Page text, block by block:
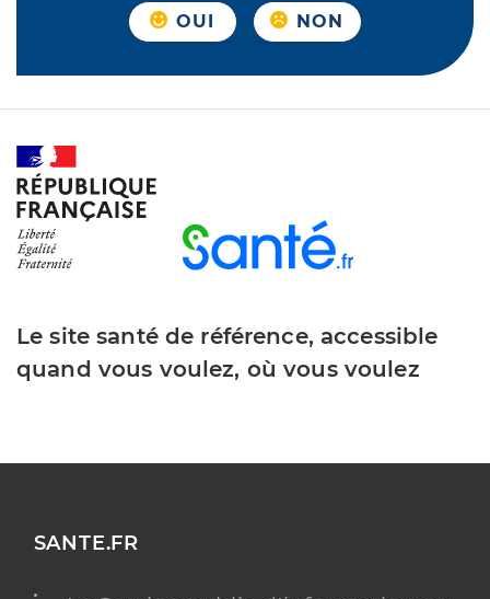
OUI NON
Le site santé de référence, accessible
quand vous voulez, où vous voulez
SANTE.FR